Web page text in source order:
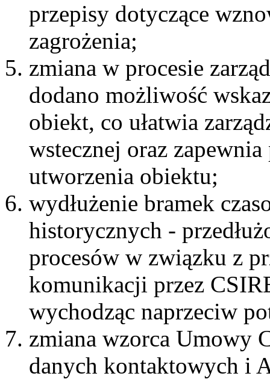
przepisy dotyczące
zagrożenia;
zmiana w procesie
dodano możliwość
obiekt, co ułatwia
wstecznej oraz
utworzenia obiektu;
wydłużenie bramek
historycznych -
procesów w związku z
komunikacji przez
wychodząc naprzeciw
zmiana wzorca Umowy
danych kontaktowych i